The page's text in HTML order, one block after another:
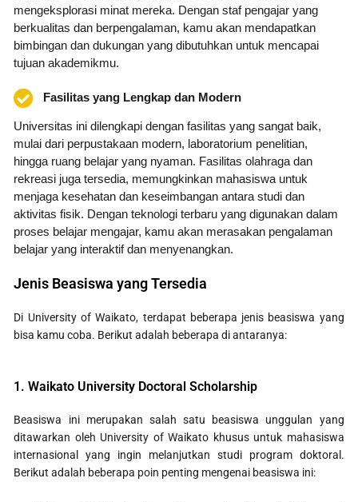
mengeksplorasi minat mereka. Dengan staf pengajar yang
berkualitas dan berpengalaman, kamu akan mendapatkan
bimbingan dan dukungan yang dibutuhkan untuk mencapai
tujuan akademikmu.
Fasilitas yang Lengkap dan Modern
Universitas ini dilengkapi dengan fasilitas yang sangat baik,
mulai dari perpustakaan modern, laboratorium penelitian,
hingga ruang belajar yang nyaman. Fasilitas olahraga dan
rekreasi juga tersedia, memungkinkan mahasiswa untuk
menjaga kesehatan dan keseimbangan antara studi dan
aktivitas fisik. Dengan teknologi terbaru yang digunakan dalam
proses belajar mengajar, kamu akan merasakan pengalaman
belajar yang interaktif dan menyenangkan.
Jenis Beasiswa yang Tersedia
Di University of Waikato, terdapat beberapa jenis beasiswa yang
bisa kamu coba. Berikut adalah beberapa di antaranya:
1. Waikato University Doctoral Scholarship
Beasiswa ini merupakan salah satu beasiswa unggulan yang
ditawarkan oleh University of Waikato khusus untuk mahasiswa
internasional yang ingin melanjutkan studi program doktoral.
Berikut adalah beberapa poin penting mengenai beasiswa ini: